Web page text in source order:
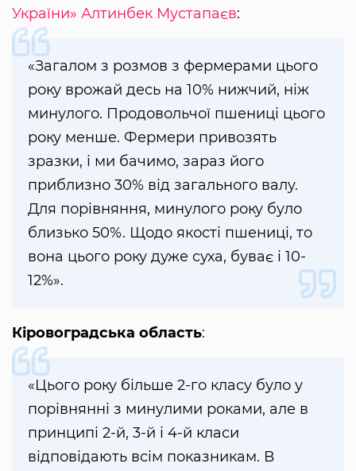
України» Алтинбек Мустапаєв:
«Загалом з розмов з фермерами цього
року врожай десь на 10% нижчий, ніж
минулого. Продовольчої пшениці цього
року менше. Фермери привозять
зразки, і ми бачимо, зараз його
приблизно 30% від загального валу.
Для порівняння, минулого року було
близько 50%. Щодо якості пшениці, то
вона цього року дуже суха, буває і 10-
12%».
Кіровоградська область:
«Цього року більше 2-го класу було у
порівнянні з минулими роками, але в
принципі 2-й, 3-й і 4-й класи
відповідають всім показникам. В